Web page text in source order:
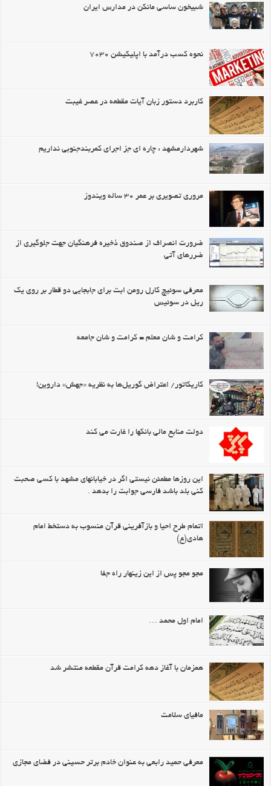
شبیخون ساسی مانکن در مدارس ایران
نحوه کسب درآمد با اپلیکیشن ۷۰۳۰
کاربرد دستور زبان آیات مقطعه در عصر غیبت
شهردارمشهد : چاره ای جز اجرای کمربندجنوبی نداریم
مروری تصویری بر عمر ۳۰ ساله ویندوز
ضرورت انصراف از صندوق ذخیره فرهنگیان جهت جلوگیری از
ضررهای آتی
معرفی سوئیچ کارل رومن ابت برای جابجایی دو قطار بر روی یک
ریل در سوئیس
کرامت و شان معلم = کرامت و شان جامعه
کاریکاتور/ اعتراض گوریل‌ها به نظریه «جهش» داروین!
دولت منابع مالی بانکها را غارت می کند
این روزها مطمئن نیستی اگر در خیابانهای مشهد با کسی صحبت
کنی بلد باشد فارسی جوابت را بدهد .
اتمام طرح احیا و بازآفرینی قرآن منسوب به دستخط امام
هادی(ع)
مجو مجو پس از این زینهار راه جفا
امام اول محمد …
همزمان با آغاز دهه کرامت قرآن مقطعه منتشر شد
مافیای سلامت
معرفی حمید رابعی به عنوان خادم برتر حسینی در فضای مجازی